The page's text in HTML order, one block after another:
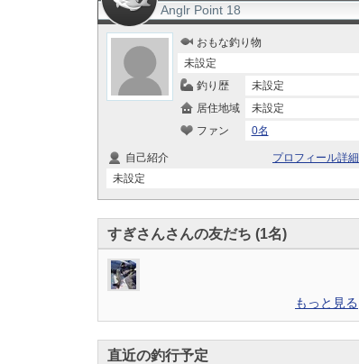
Anglr Point 18
おもな釣り物
未設定
釣り歴
未設定
居住地域
未設定
ファン
0名
プロフィール詳細
自己紹介
未設定
すぎさんさんの友だち (1名)
もっと見る
直近の釣行予定